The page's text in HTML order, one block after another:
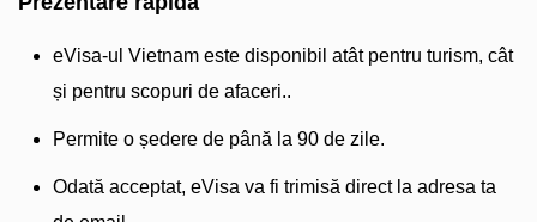
eVisa-ul Vietnam este disponibil atât pentru turism, cât
și pentru scopuri de afaceri..
Permite o ședere de până la 90 de zile.
Odată acceptat, eVisa va fi trimisă direct la adresa ta